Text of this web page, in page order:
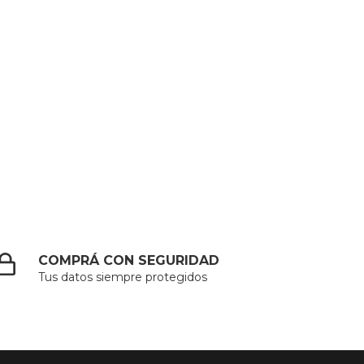
COMPRÁ CON SEGURIDAD
Tus datos siempre protegidos